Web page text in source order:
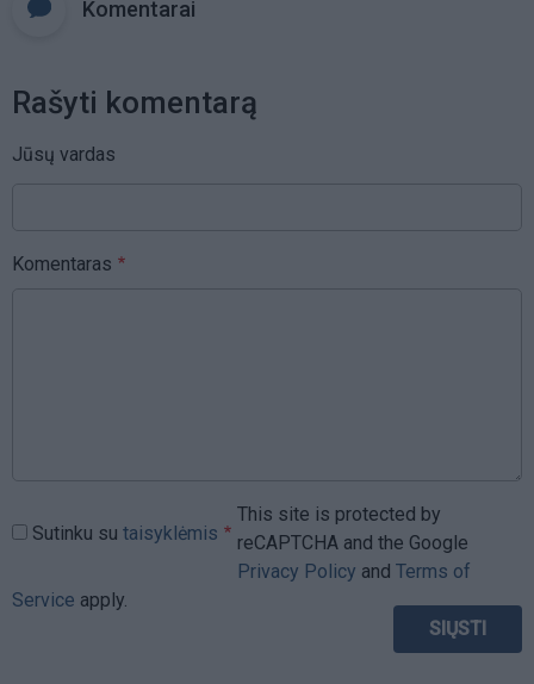
Komentarai
Rašyti komentarą
Jūsų vardas
Komentaras
Sutinku su taisyklėmis
This site is protected by
reCAPTCHA and the Google
Privacy Policy and Terms of
Service apply.